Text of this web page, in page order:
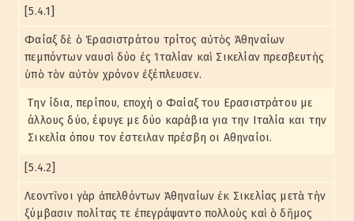
[5.4.1]
Φαίαξ δὲ ὁ Ἐρασιστράτου τρίτος αὐτὸς Ἀθηναίων
πεμπόντων ναυσὶ δύο ἐς Ἰταλίαν καὶ Σικελίαν πρεσβευτὴς
ὑπὸ τὸν αὐτὸν χρόνον ἐξέπλευσεν.
Την ίδια, περίπου, εποχή ο Φαίαξ του Ερασιστράτου με
άλλους δύο, έφυγε με δύο καράβια για την Ιταλία και την
Σικελία όπου τον έστειλαν πρέσβη οι Αθηναίοι.
[5.4.2]
Λεοντῖνοι γὰρ ἀπελθόντων Ἀθηναίων ἐκ Σικελίας μετὰ τὴν
ξύμβασιν πολίτας τε ἐπεγράψαντο πολλοὺς καὶ ὁ δῆμος